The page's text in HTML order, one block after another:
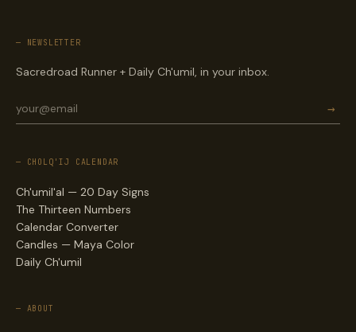
— NEWSLETTER
Sacredroad Runner + Daily Ch'umil, in your inbox.
→
— CHOLQ'IJ CALENDAR
Ch'umil'al — 20 Day Signs
The Thirteen Numbers
Calendar Converter
Candles — Maya Color
Daily Ch'umil
— ABOUT